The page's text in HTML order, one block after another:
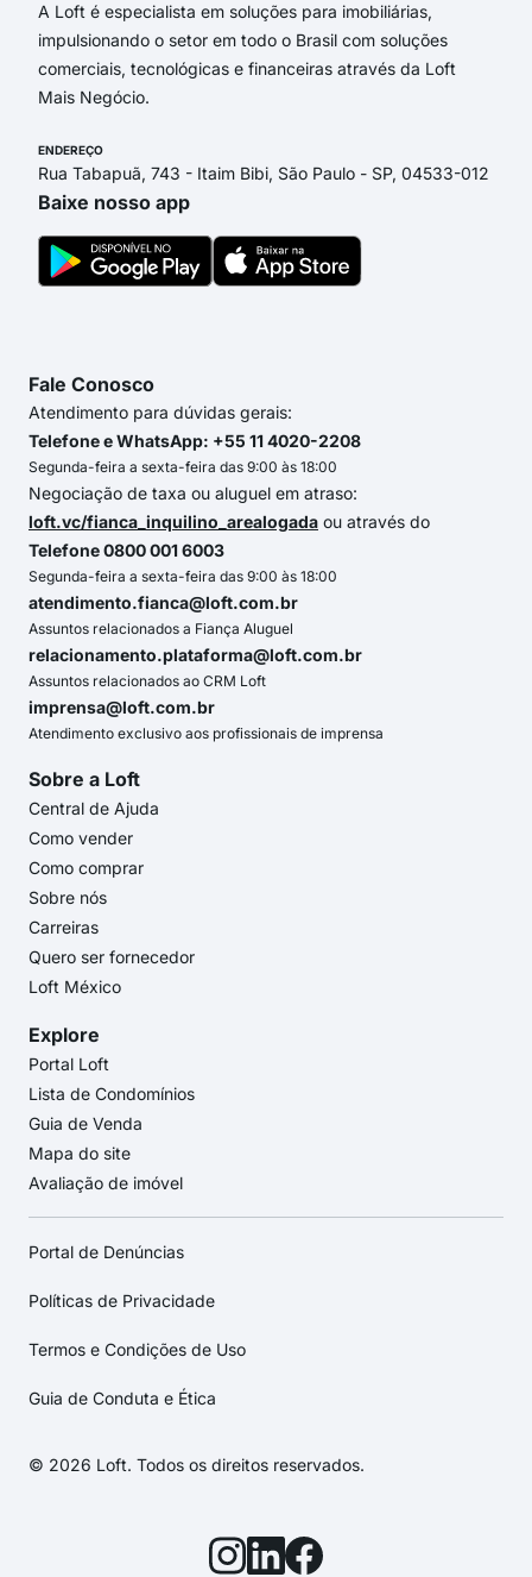
A Loft é especialista em soluções para imobiliárias,
impulsionando o setor em todo o Brasil com soluções
comerciais, tecnológicas e financeiras através da Loft
Mais Negócio.
ENDEREÇO
Rua Tabapuã, 743 - Itaim Bibi, São Paulo - SP, 04533-012
Baixe nosso app
Fale Conosco
Atendimento para dúvidas gerais:
Telefone e WhatsApp: +55 11 4020-2208
Segunda-feira a sexta-feira das 9:00 às 18:00
Negociação de taxa ou aluguel em atraso:
loft.vc/fianca_inquilino_arealogada ou através do
Telefone 0800 001 6003
Segunda-feira a sexta-feira das 9:00 às 18:00
atendimento.fianca@loft.com.br
Assuntos relacionados a Fiança Aluguel
relacionamento.plataforma@loft.com.br
Assuntos relacionados ao CRM Loft
imprensa@loft.com.br
Atendimento exclusivo aos profissionais de imprensa
Sobre a Loft
Central de Ajuda
Como vender
Como comprar
Sobre nós
Carreiras
Quero ser fornecedor
Loft México
Explore
Portal Loft
Lista de Condomínios
Guia de Venda
Mapa do site
Avaliação de imóvel
Portal de Denúncias
Políticas de Privacidade
Termos e Condições de Uso
Guia de Conduta e Ética
© 2026 Loft. Todos os direitos reservados.